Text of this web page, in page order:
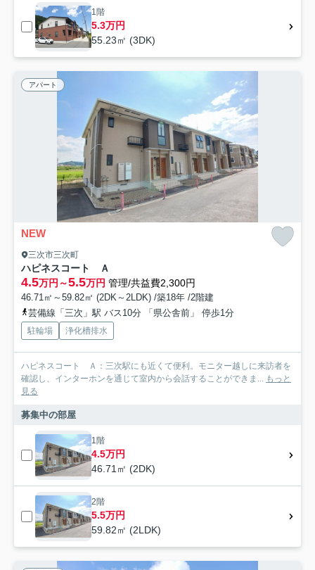
1階
5.3万円
55.23㎡ (3DK)
アパート
NEW
三次市三次町
ハピネスコート Ａ
4.5万円～5.5万円 管理/共益費2,300円
46.71㎡～59.82㎡ (2DK～2LDK) /築18年 /2階建
芸備線「三次」駅 バス10分 「県公舎前」 停歩1分
駐輪場 浄化槽排水
ハピネスコート Ａ：三次駅にも近くて便利。モニター越しに来訪者を
確認し、インターホンを通じて室内から会話することができま... もっと
見る
募集中の部屋
1階
4.5万円
46.71㎡ (2DK)
2階
5.5万円
59.82㎡ (2LDK)